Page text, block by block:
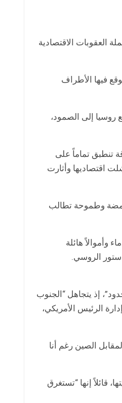
في فبراير/ شباط 2022، ومعها استمرار حملة العقوبات الاقتصادية
فيها الأطراف
إلى الصمود،
تنطبق تماماً على
اقتصاديها وأثارت
وطموحة تطالب
وأموالاً هائلة
الروسي.
إذ يتجاهل “الجنوب
الرئيس الأمريكي،
الصين رغم أنا
قائلاً إنها “تستغرق